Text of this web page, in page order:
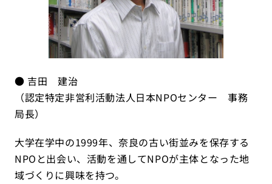
● 吉田 建治
（認定特定非営利活動法人日本NPOセンター 事務
局長）
大学在学中の1999年、奈良の古い街並みを保存する
NPOと出会い、活動を通してNPOが主体となった地
域づくりに興味を持つ。